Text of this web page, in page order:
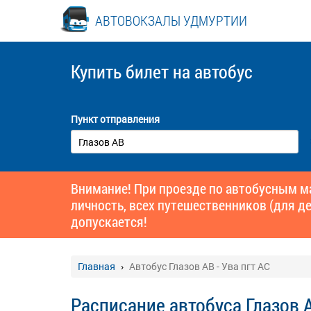
АВТОВОКЗАЛЫ УДМУРТИИ
Купить билет на автобус
Пункт отправления
Внимание! При проезде по автобусным
личность, всех путешественников (для
допускается!
Главная Автобус Глазов АВ - Ува пгт АС
Расписание автобуса Глазов